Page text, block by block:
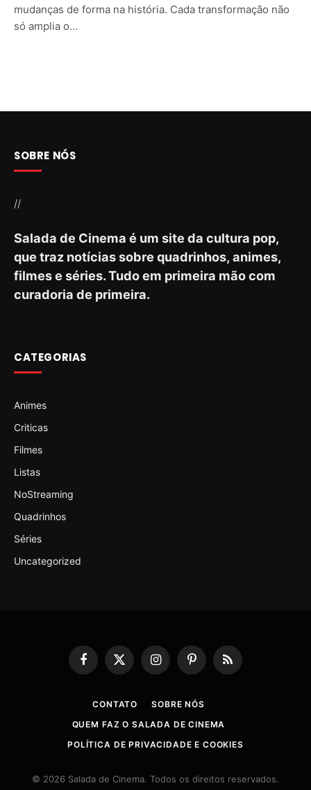
mudanças de forma na história. Cada transformação não
só amplia o…
SOBRE NÓS
//
Salada de Cinema é um site da cultura pop,
que traz notícias sobre quadrinhos, animes,
filmes e séries. Tudo em primeira mão com
curadoria de primeira.
CATEGORIAS
Animes
Criticas
Filmes
Listas
NoStreaming
Quadrinhos
Séries
Uncategorized
Facebook
X
InstagramPinterestRSS
CONTATO
SOBRE NÓS
QUEM FAZ O SALADA DE CINEMA
POLÍTICA DE PRIVACIDADE E COOKIES
© 2026 Salada de Cinema. Todos os direitos reservados.